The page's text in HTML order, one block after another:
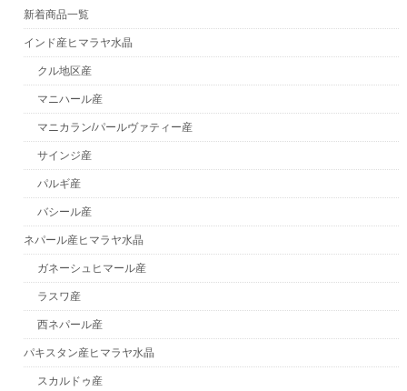
新着商品一覧
インド産ヒマラヤ水晶
クル地区産
マニハール産
マニカラン/パールヴァティー産
サインジ産
パルギ産
バシール産
ネパール産ヒマラヤ水晶
ガネーシュヒマール産
ラスワ産
西ネパール産
パキスタン産ヒマラヤ水晶
スカルドゥ産